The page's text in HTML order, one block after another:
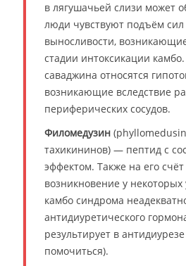
в лягушачьей слизи может
люди чувствуют подъём
выносливости,
стадии интоксикации
саваджина относятся
возникающие вследствие
периферических сосудов.
Филомедузин
тахикининов) — пептид с
эффектом. Также на его
возникновение у
камбо синдрома
антидиуретического
результирует в
помочиться).